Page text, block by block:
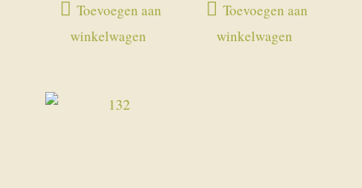
Toevoegen aan
winkelwagen
Toevoegen aan
winkelwagen